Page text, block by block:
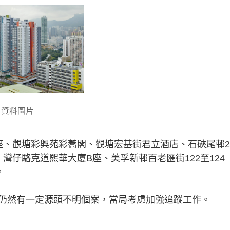
料圖片
觀塘彩興苑彩蕎閣、觀塘宏基街君立酒店、石硤尾邨
仔駱克道熙華大廈B座、美孚新邨百老匯街122至124
有一定源頭不明個案，當局考慮加強追蹤工作。